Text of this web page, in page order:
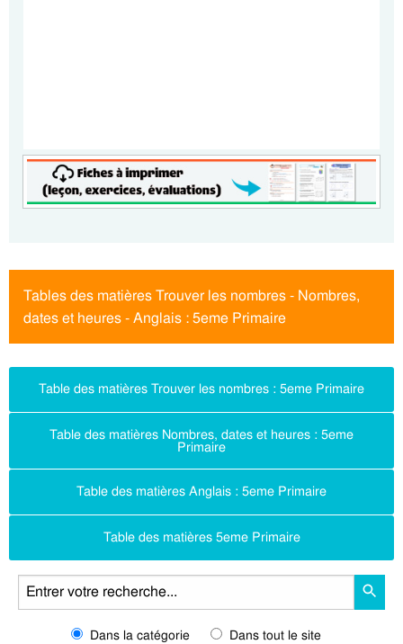
Tables des matières Trouver les nombres - Nombres,
dates et heures - Anglais : 5eme Primaire
Table des matières Trouver les nombres : 5eme Primaire
Table des matières Nombres, dates et heures : 5eme
Primaire
Table des matières Anglais : 5eme Primaire
Table des matières 5eme Primaire
Dans la catégorie Dans tout le site